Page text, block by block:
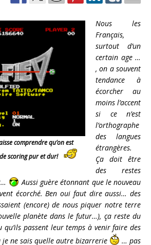
comprendre qu’on est
scoring pur et dur!
Nous les
Français,
surtout d’un
certain age …
, on a souvent
tendance à
écorcher au
moins l’accent
si ce n’est
l’orthographe
des langues
étrangères.
Ça doit être
des restes
Aussi guère étonnant que le nouveau
écorché. Ben oui faut dire aussi… des
(encore) de nous piquer notre terre
planète dans le futur…), ça reste du
qu’ils passent leur temps à venir faire des
je ne sais quelle autre bizarrerie
… pas